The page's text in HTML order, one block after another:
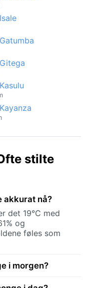
stilte
akkurat nå?
det 19°C med
og
føles som
i morgen?